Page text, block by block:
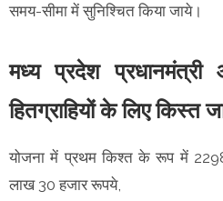
समय-सीमा में सुनिश्चित किया जाये।
मध्य प्रदेश
हितग्राहियों के लिए किस्त
योजना में प्रथम किश्त के रूप में 2298
लाख 30 हजार रूपये,